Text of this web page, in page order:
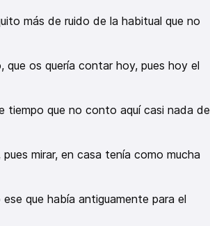
más de ruido de la habitual que no
que os quería contar hoy, pues hoy el
que no conto aquí casi nada de
mirar, en casa tenía como mucha
que había antiguamente para el